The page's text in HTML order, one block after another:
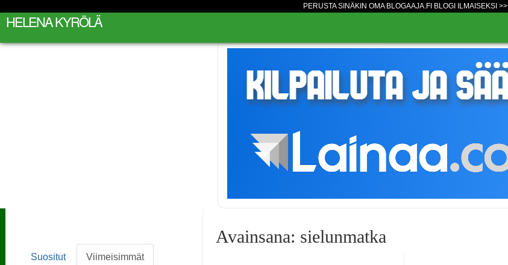
PERUSTA SINÄKIN OMA BLOGAAJA.FI BLOGI ILMAISEKSI >>
HELENA KYRÖLÄ
Avainsana: sielunmatka
Suositut Viimeisimmät